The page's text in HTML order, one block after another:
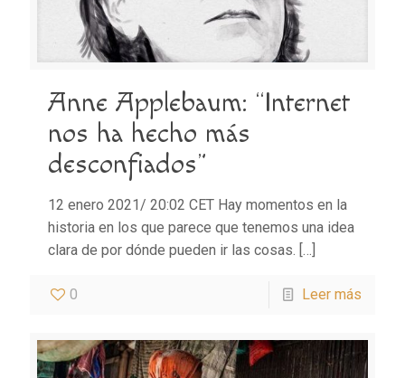
Anne Applebaum: “Internet
nos ha hecho más
desconfiados”
12 enero 2021/ 20:02 CET Hay momentos en la
historia en los que parece que tenemos una idea
clara de por dónde pueden ir las cosas. […]
0 Leer más